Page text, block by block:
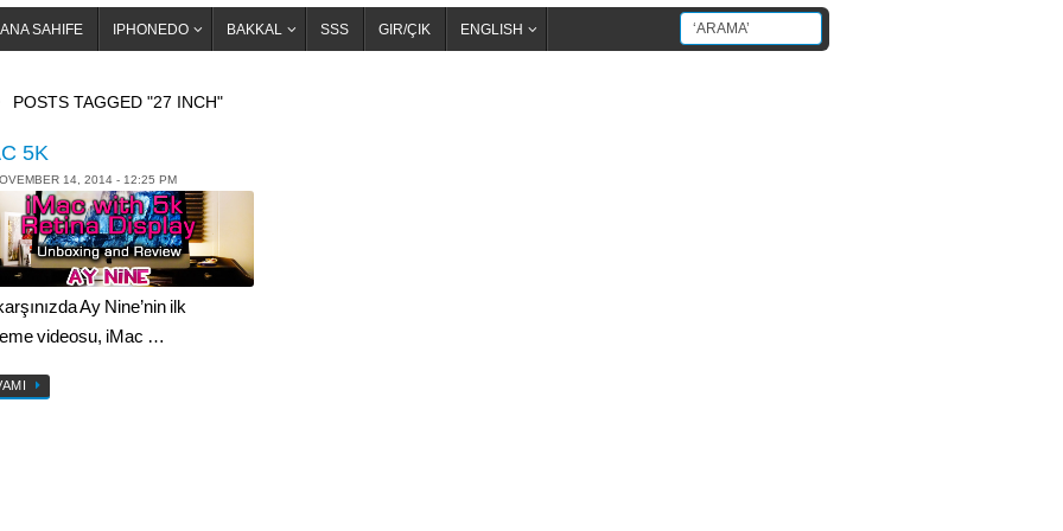
ANA SAHIFE IPHONEDO BAKKAL SSS GIR/ÇIK ENGLISH
POSTS TAGGED "27 INCH"
5K
14, 2014 - 12:25 PM
Ay Nine’nin ilk
videosu, iMac …